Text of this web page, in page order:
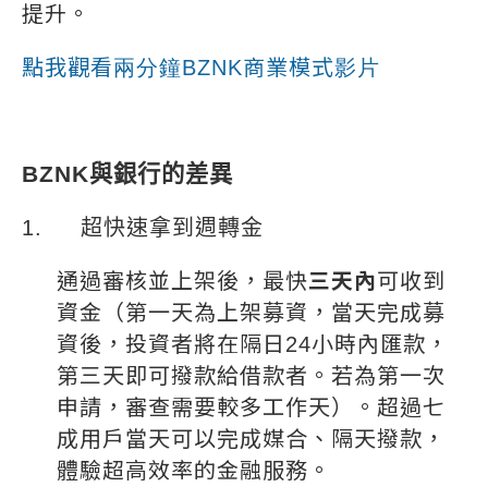
提升。
點我觀看兩分鐘BZNK商業模式影片
BZNK與銀行的差異
1. 超快速拿到週轉金
通過審核並上架後，最快三天內可收到
資金（第一天為上架募資，當天完成募
資後，投資者將在隔日 24小時內匯款，
第三天即可撥款給借款者。若為第一次
申請，審查需要較多工作天）。超過七
成用戶當天可以完成媒合、隔天撥款，
體驗超高效率的金融服務。